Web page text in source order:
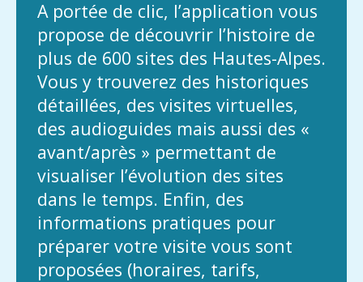
A portée de clic, l’application vous
propose de découvrir l’histoire de
plus de 600 sites des Hautes-Alpes.
Vous y trouverez des historiques
détaillées, des visites virtuelles,
des audioguides mais aussi des «
avant/après » permettant de
visualiser l’évolution des sites
dans le temps. Enfin, des
informations pratiques pour
préparer votre visite vous sont
proposées (horaires, tarifs,